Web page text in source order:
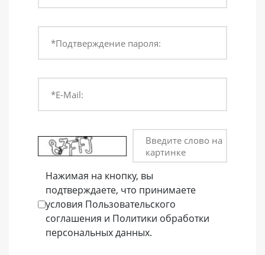
*Подтверждение пароля:
*E-Mail:
Введите слово на
картинке
Нажимая на кнопку, вы
подтверждаете, что принимаете
условия Пользовательского
соглашения и Политики обработки
персональных данных.